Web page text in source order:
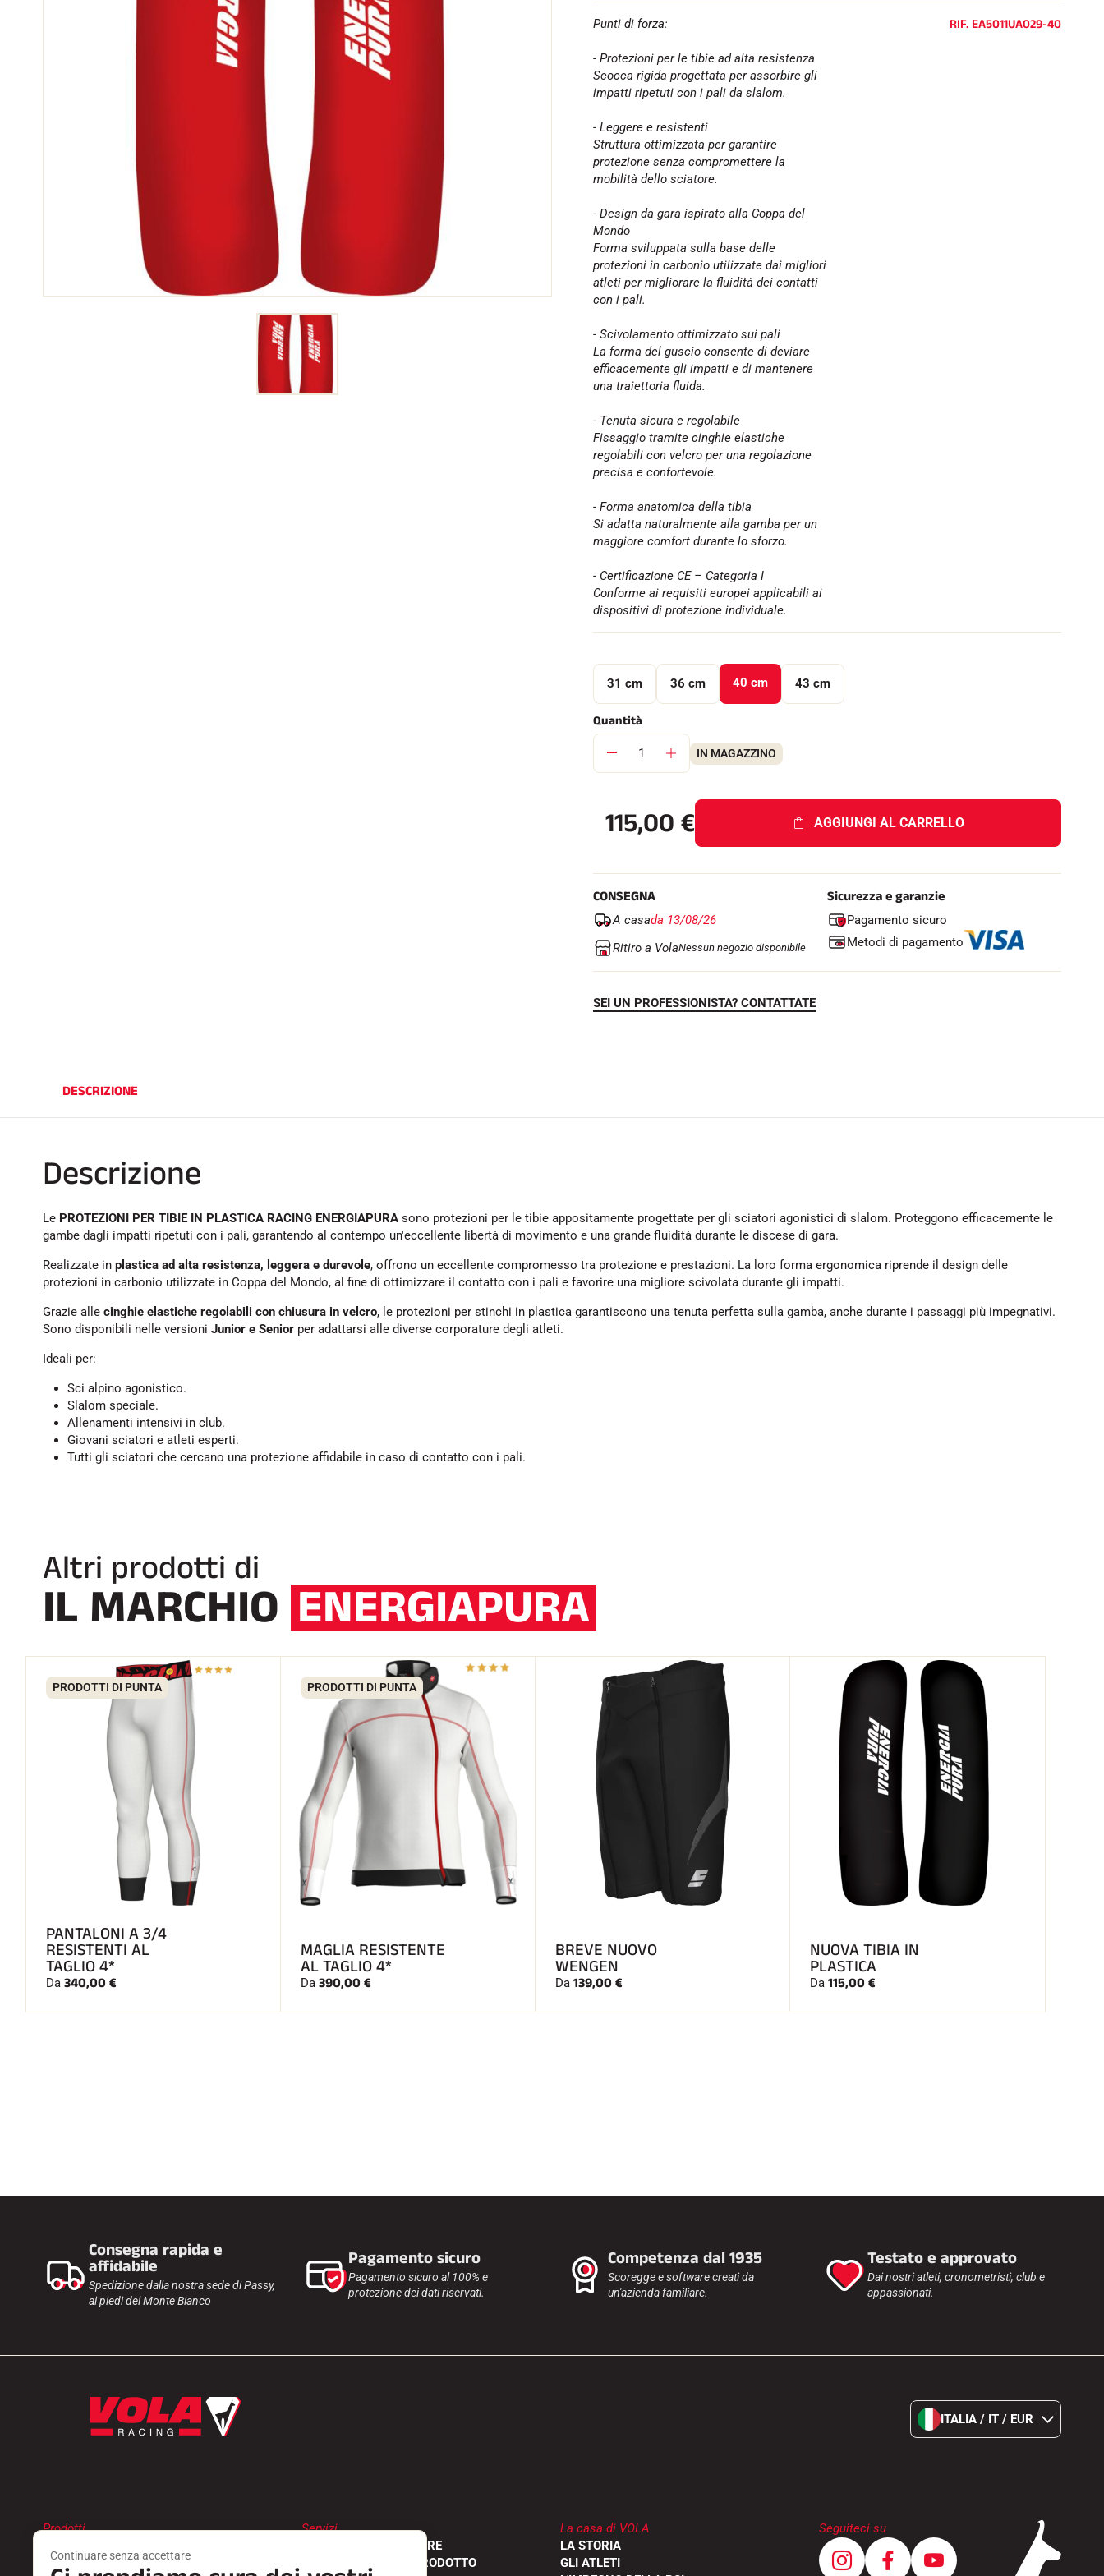
SCI DI FONDO
Punti di forza:
- Protezioni per le tibie ad alta resistenza
Scocca rigida progettata per assorbire gli
impatti ripetuti con i pali da slalom.
- Leggere e resistenti
Struttura ottimizzata per garantire
protezione senza compromettere la
mobilità dello sciatore.
- Design da gara ispirato alla Coppa del
Mondo
Forma sviluppata sulla base delle
protezioni in carbonio utilizzate dai migliori
atleti per migliorare la fluidità dei contatti
con i pali.
- Scivolamento ottimizzato sui pali
La forma del guscio consente di deviare
efficacemente gli impatti e di mantenere
una traiettoria fluida.
- Tenuta sicura e regolabile
Fissaggio tramite cinghie elastiche
regolabili con velcro per una regolazione
precisa e confortevole.
- Forma anatomica della tibia
Si adatta naturalmente alla gamba per un
maggiore comfort durante lo sforzo.
- Certificazione CE – Categoria I
Conforme ai requisiti europei applicabili ai
dispositivi di protezione individuale.
RIF. EA5011UA029-40
31 cm 36 cm 40 cm 43 cm
Quantità
IN MAGAZZINO
115,00€ AGGIUNGI AL CARRELLO
CONSEGNA
A casada 13/08/26
Ritiro a VolaNessun negozio disponibile
Sicurezza e garanzie
Pagamento sicuro
Metodi di pagamento
SEI UN PROFESSIONISTA? CONTATTATE
DESCRIZIONE
Descrizione
Le PROTEZIONI PER TIBIE IN PLASTICA RACING ENERGIAPURA sono protezioni per le tibie appositamente progettate per gli sciatori agonistici di slalom. Proteggono efficacemente le
gambe dagli impatti ripetuti con i pali, garantendo al contempo un'eccellente libertà di movimento e una grande fluidità durante le discese di gara.
Realizzate in plastica ad alta resistenza, leggera e durevole, offrono un eccellente compromesso tra protezione e prestazioni. La loro forma ergonomica riprende il design delle
protezioni in carbonio utilizzate in Coppa del Mondo, al fine di ottimizzare il contatto con i pali e favorire una migliore scivolata durante gli impatti.
Grazie alle cinghie elastiche regolabili con chiusura in velcro, le protezioni per stinchi in plastica garantiscono una tenuta perfetta sulla gamba, anche durante i passaggi più impegnativi.
Sono disponibili nelle versioni Junior e Senior per adattarsi alle diverse corporature degli atleti.
Ideali per:
Sci alpino agonistico.
Slalom speciale.
Allenamenti intensivi in club.
Giovani sciatori e atleti esperti.
Tutti gli sciatori che cercano una protezione affidabile in caso di contatto con i pali.
Altri prodotti di
IL MARCHIO ENERGIAPURA
PRODOTTI DI PUNTA
PANTALONI A 3/4
RESISTENTI AL
TAGLIO 4*
Da 340,00 €
PRODOTTI DI PUNTA
MAGLIA RESISTENTE
AL TAGLIO 4*
Da 390,00 €
BREVE NUOVO
WENGEN
Da 139,00 €
NUOVA TIBIA IN
PLASTICA
Da 115,00 €
Consegna rapida e
affidabile
Spedizione dalla nostra sede di Passy,
ai piedi del Monte Bianco
Pagamento sicuro
Pagamento sicuro al 100% e
protezione dei dati riservati.
Competenza dal 1935
Scoregge e software creati da
un'azienda familiare.
Testato e approvato
Dai nostri atleti, cronometristi, club e
appassionati.
ITALIA / IT / EUR
Prodotti
ACCESSORI
Servizi
TROVA UN RIVENDITORE
RESTITUZIONE DEL PRODOTTO
La casa di VOLA
LA STORIA
GLI ATLETI
Seguiteci su
Continuare senza accettare